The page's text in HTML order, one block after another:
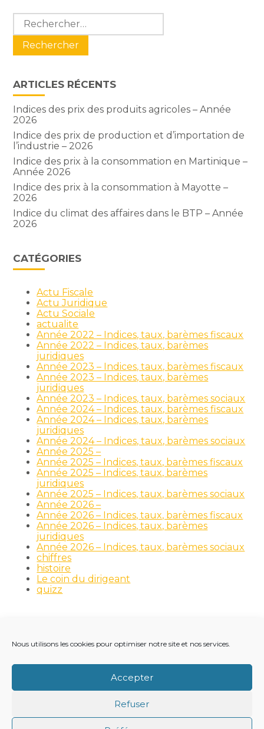
Nous utilisons les cookies pour optimiser notre site et nos services.
Accepter
Refuser
Blog
sidebar
Rechercher :
ARTICLES RÉCENTS
Indices des prix des produits agricoles – Année
2026
Indice des prix de production et d’importation de
l’industrie – 2026
Indice des prix à la consommation en Martinique –
Année 2026
Indice des prix à la consommation à Mayotte –
2026
Indice du climat des affaires dans le BTP – Année
2026
CATÉGORIES
Actu Fiscale
Actu Juridique
Actu Sociale
actualite
Année 2022 – Indices, taux, barèmes fiscaux
Année 2022 – Indices, taux, barèmes
juridiques
Année 2023 – Indices, taux, barèmes fiscaux
Année 2023 – Indices, taux, barèmes
juridiques
Année 2023 – Indices, taux, barèmes sociaux
Année 2024 – Indices, taux, barèmes fiscaux
Année 2024 – Indices, taux, barèmes
juridiques
Année 2024 – Indices, taux, barèmes sociaux
Année 2025 –
Année 2025 – Indices, taux, barèmes fiscaux
Année 2025 – Indices, taux, barèmes
juridiques
Année 2025 – Indices, taux, barèmes sociaux
Année 2026 –
Année 2026 – Indices, taux, barèmes fiscaux
Année 2026 – Indices, taux, barèmes
juridiques
Année 2026 – Indices, taux, barèmes sociaux
chiffres
histoire
Le coin du dirigeant
quizz
Principale
RECRUTEMENT
NOTRE ACTUALITÉ
VIE DU CABINET
CONTACT